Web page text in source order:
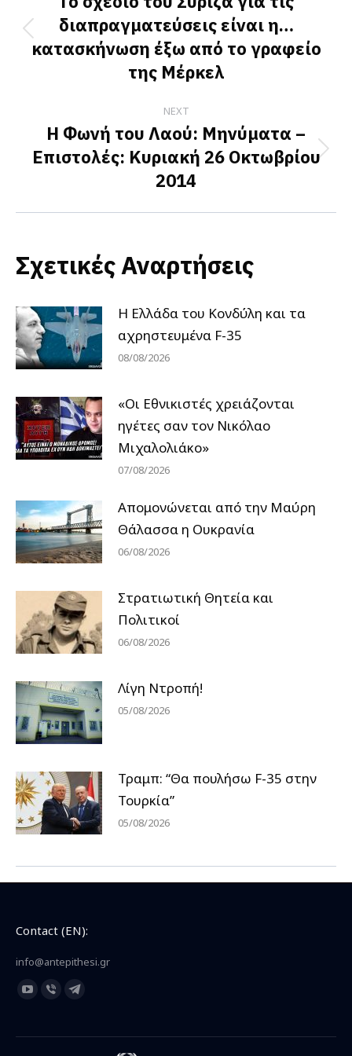
Previous
post:
διαπραγματεύσεις είναι η…
κατασκήνωση έξω από το γραφείο
της Μέρκελ
NEXT
Next
post:
Η Φωνή του Λαού: Μηνύματα –
Επιστολές: Κυριακή 26 Οκτωβρίου
2014
Σχετικές Αναρτήσεις
Η Ελλάδα του Κονδύλη και τα
αχρηστευμένα F-35
08/08/2026
«Οι Εθνικιστές χρειάζονται
ηγέτες σαν τον Νικόλαο
Μιχαλολιάκο»
07/08/2026
Απομονώνεται από την Μαύρη
Θάλασσα η Ουκρανία
06/08/2026
Στρατιωτική Θητεία και
Πολιτικοί
06/08/2026
Λίγη Ντροπή!
05/08/2026
Τραμπ: “Θα πουλήσω F-35 στην
Τουρκία”
05/08/2026
Contact (EN):
info@antepithesi.gr
Find us on:
YouTube
opens
Viber
opens
Telegram
opens